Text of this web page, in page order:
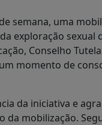
semana, uma
exploração sexual
Conselho
momento de
da iniciativa e
mobilização.